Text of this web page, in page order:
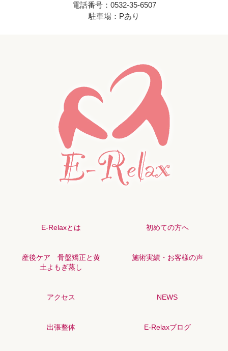
電話番号：0532-35-6507
駐車場：Pあり
E-Relaxとは 初めての方へ
産後ケア 骨盤矯正と黄
土よもぎ蒸し
施術実績・お客様の声
アクセス NEWS
出張整体 E-Relaxブログ